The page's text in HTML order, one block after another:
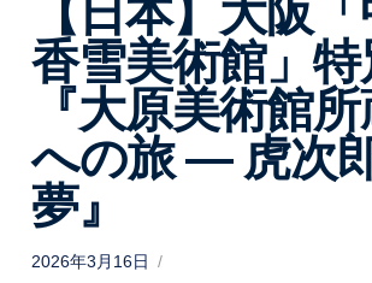
香雪美術館」
『大原美術館
への旅 ― 虎次
夢』
P
2026年3月16日